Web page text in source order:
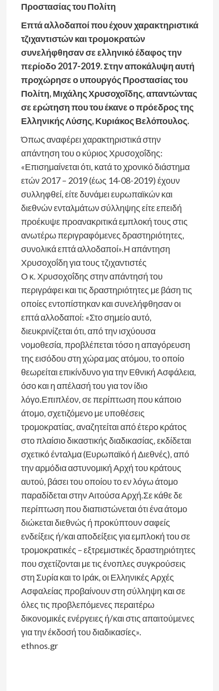
Προστασίας του Πολίτη
Επτά αλλοδαποί που έχουν χαρακτηριστικά
τζιχαντιστών και τρομοκρατών
συνελήφθησαν σε ελληνικό έδαφος την
περίοδο 2017-2019. Στην αποκάλυψη αυτή
προχώρησε ο υπουργός Προστασίας του
Πολίτη, Μιχάλης Χρυσοχοΐδης, απαντώντας
σε ερώτηση που του έκανε ο πρόεδρος της
Ελληνικής Λύσης, Κυριάκος Βελόπουλος.
Όπως αναφέρει χαρακτηριστικά στην
απάντηση του ο κύριος Χρυσοχοΐδης:
«Επισημαίνεται ότι, κατά το χρονικό διάστημα
ετών 2017 – 2019 (έως 14-08-2019) έχουν
συλληφθεί, είτε δυνάμει ευρωπαϊκών και
διεθνών ενταλμάτων σύλληψης είτε επειδή
προέκυψε προανακριτικά εμπλοκή τους στις
ανωτέρω περιγραφόμενες δραστηριότητες,
συνολικά επτά αλλοδαποί».Η απάντηση
Χρυσοχοΐδη για τους τζιχαντιστές
Ο κ. Χρυσοχοΐδης στην απάντησή του
περιγράφει και τις δραστηριότητες με βάση τις
οποίες εντοπίστηκαν και συνελήφθησαν οι
επτά αλλοδαποί: «Στο σημείο αυτό,
διευκρινίζεται ότι, από την ισχύουσα
νομοθεσία, προβλέπεται τόσο η απαγόρευση
της εισόδου στη χώρα μας ατόμου, το οποίο
θεωρείται επικίνδυνο για την Εθνική Ασφάλεια,
όσο και η απέλασή του για τον ίδιο
λόγο.Επιπλέον, σε περίπτωση που κάποιο
άτομο, σχετιζόμενο με υποθέσεις
τρομοκρατίας, αναζητείται από έτερο κράτος
στο πλαίσιο δικαστικής διαδικασίας, εκδίδεται
σχετικό ένταλμα (Ευρωπαϊκό ή Διεθνές), από
την αρμόδια αστυνομική Αρχή του κράτους
αυτού, βάσει του οποίου το εν λόγω άτομο
παραδίδεται στην Αιτούσα Αρχή.Σε κάθε δε
περίπτωση που διαπιστώνεται ότι ένα άτομο
διώκεται διεθνώς ή προκύπτουν σαφείς
ενδείξεις ή/και αποδείξεις για εμπλοκή του σε
τρομοκρατικές – εξτρεμιστικές δραστηριότητες
που σχετίζονται με τις ένοπλες συγκρούσεις
στη Συρία και το Ιράκ, οι Ελληνικές Αρχές
Ασφαλείας προβαίνουν στη σύλληψη και σε
όλες τις προβλεπόμενες περαιτέρω
δικονομικές ενέργειες ή/και στις απαιτούμενες
για την έκδοσή του διαδικασίες».
ethnos.gr